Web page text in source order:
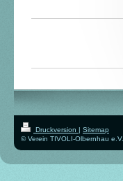
Druckversion | Sitemap
© Verein TIVOLI-Olbernhau e.V.